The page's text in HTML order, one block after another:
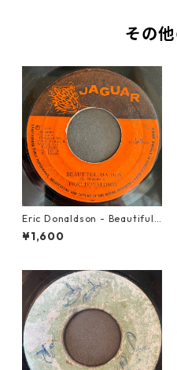
その
Eric Donaldson - Beautiful
Maiden【7-21788】
¥1,600